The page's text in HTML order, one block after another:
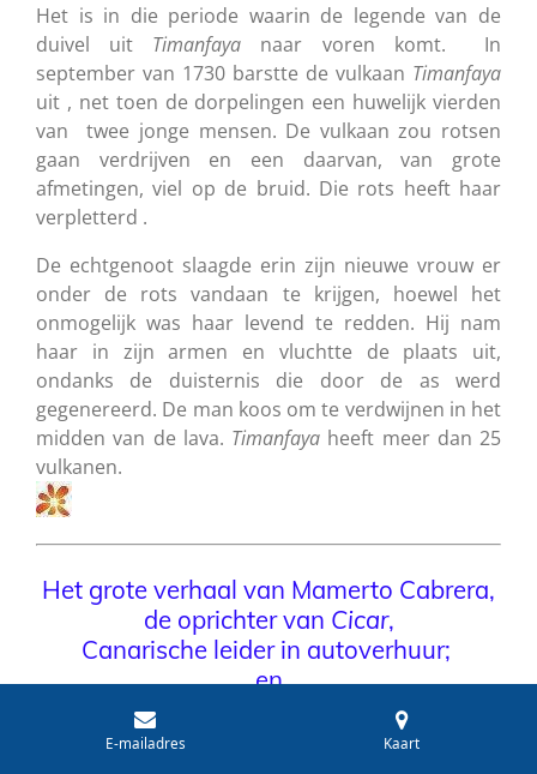
Het is in die periode waarin de legende van de
duivel uit Timanfaya naar voren komt. In
september van 1730 barstte de vulkaan Timanfaya
uit , net toen de dorpelingen een huwelijk vierden
van twee jonge mensen. De vulkaan zou rotsen
gaan verdrijven en een daarvan, van grote
afmetingen, viel op de bruid. Die rots heeft haar
verpletterd .
De echtgenoot slaagde erin zijn nieuwe vrouw er
onder de rots vandaan te krijgen, hoewel het
onmogelijk was haar levend te redden. Hij nam
haar in zijn armen en vluchtte de plaats uit,
ondanks de duisternis die door de as werd
gegenereerd. De man koos om te verdwijnen in het
midden van de lava. Timanfaya heeft meer dan 25
vulkanen.
Het grote verhaal van Mamerto Cabrera,
de oprichter van Cicar,
Canarische leider in autoverhuur;
en
van Vicente Calderón voor de steun aan
het kwaliteitstoerisme op Canarias
E-mailadres Kaart